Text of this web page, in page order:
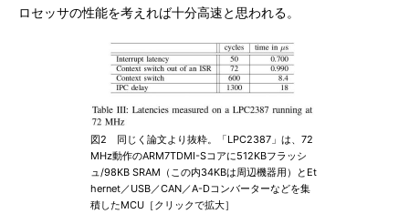
ロセッサの性能を考えれば十分高速と思われる。
図2 同じく論文より抜粋。「LPC2387」は、72
MHz動作のARM7TDMI-Sコアに512KBフラッシ
ュ/98KB SRAM（この内34KBは周辺機器用）とEt
hernet／USB／CAN／A-Dコンバーターなどを集
積したMCU［クリックで拡大］